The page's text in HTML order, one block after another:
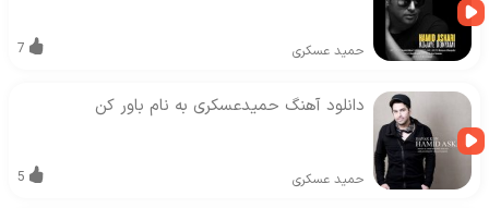
حمید عسکری 7
دانلود آهنگ حمیدعسکری به نام باور کن
حمید عسکری 5